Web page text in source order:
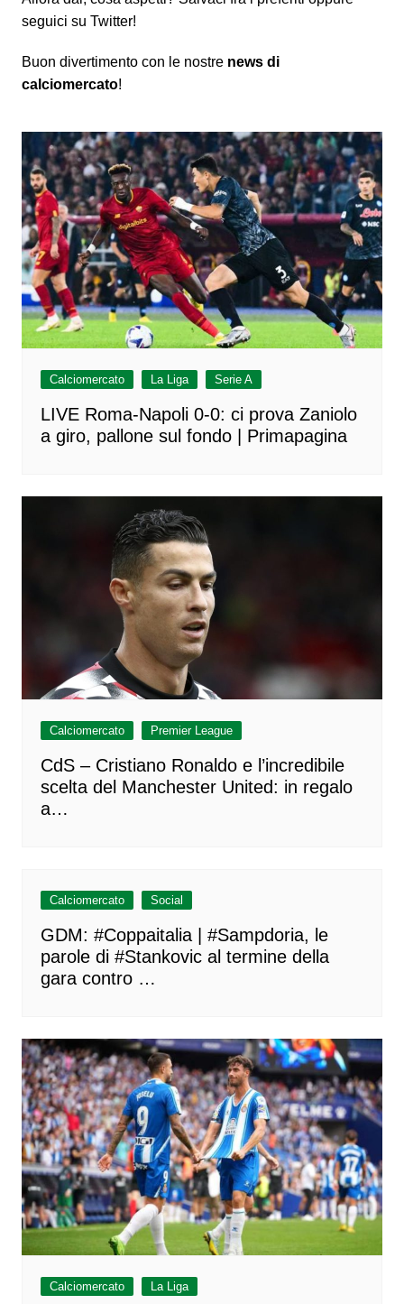
seguici su Twitter!
Buon divertimento con le nostre news di
calciomercato!
Calciomercato La Liga Serie A
LIVE Roma-Napoli 0-0: ci prova Zaniolo
a giro, pallone sul fondo | Primapagina
Calciomercato Premier League
CdS – Cristiano Ronaldo e l’incredibile
scelta del Manchester United: in regalo
a…
Calciomercato Social
GDM: #Coppaitalia | #Sampdoria, le
parole di #Stankovic al termine della
gara contro …
Calciomercato La Liga